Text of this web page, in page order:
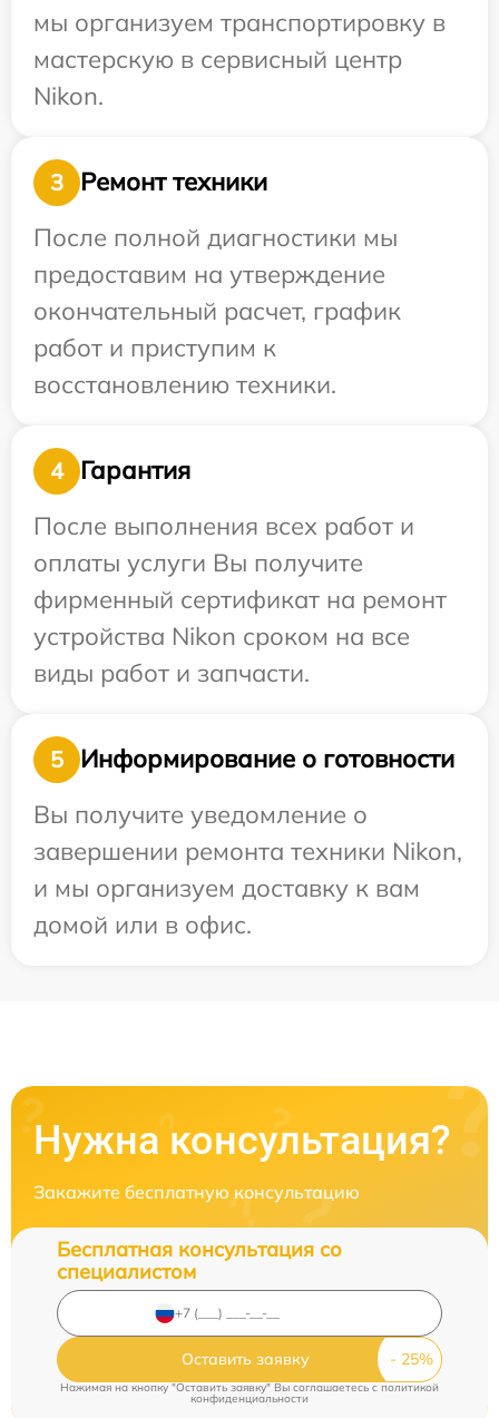
мы организуем транспортировку в
мастерскую в сервисный центр
Nikon.
3
Ремонт техники
После полной диагностики мы
предоставим на утверждение
окончательный расчет, график
работ и приступим к
восстановлению техники.
4
Гарантия
После выполнения всех работ и
оплаты услуги Вы получите
фирменный сертификат на ремонт
устройства Nikon сроком на все
виды работ и запчасти.
5
Информирование о готовности
Вы получите уведомление о
завершении ремонта техники Nikon,
и мы организуем доставку к вам
домой или в офис.
Нужна консультация?
Закажите бесплатную консультацию
Бесплатная консультация со
специалистом
Оставить заявку
Нажимая на кнопку "Оставить заявку" Вы соглашаетесь cполитикой
конфиденциальности